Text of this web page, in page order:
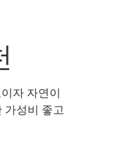
자 자연이
가성비 좋고